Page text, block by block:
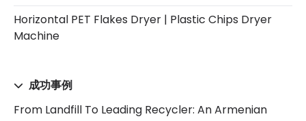
Horizontal PET Flakes Dryer | Plastic Chips Dryer
Machine
成功事例
From Landfill To Leading Recycler: An Armenian